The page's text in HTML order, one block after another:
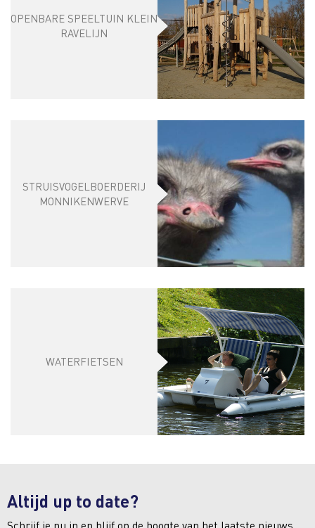
OPENBARE SPEELTUIN KLEIN
RAVELIJN
STRUISVOGELBOERDERIJ
MONNIKENWERVE
WATERFIETSEN
Altijd up to date?
Schrijf je nu in en blijf op de hoogte van het laatste nieuws